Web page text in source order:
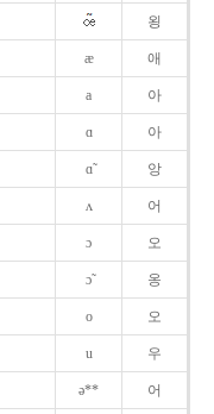
욍
æ 애
a 아
ɑ 아
ɑ̃ 앙
ʌ 어
ɔ 오
ɔ̃ 옹
o 오
u 우
ə** 어